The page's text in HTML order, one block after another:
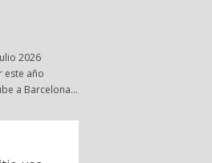
2026
este año
a Barcelona…